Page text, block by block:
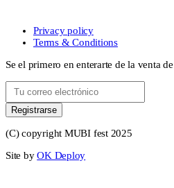
Privacy policy
Terms & Conditions
Se el primero en enterarte de la venta
Registrarse
(C) copyright MUBI fest 2025
Site byOK Deploy